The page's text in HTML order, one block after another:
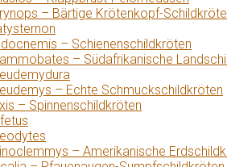
– Bärtige Krötenkopf-
– Schienenschildkröten
– Südafrikanische
– Echte Schmuckschildkröten
– Spinnenschildkröten
– Amerikanische